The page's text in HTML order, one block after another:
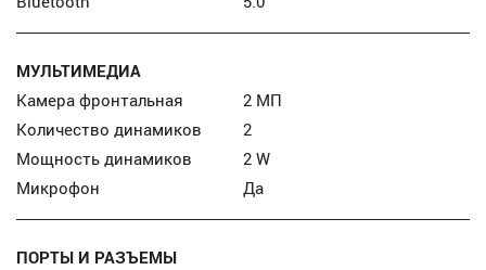
МУЛЬТИМЕДИА
Камера фронтальная
2 МП
Количество динамиков
2
Мощность динамиков
2 W
Микрофон
Да
ПОРТЫ И РАЗЪЕМЫ